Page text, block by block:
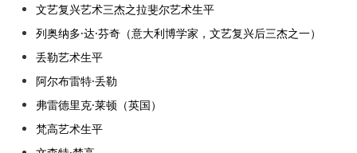
文艺复兴艺术三杰之拉斐尔艺术生平
列奥纳多·达·芬奇（意大利博学家，文艺复兴后三杰之一）
丢勒艺术生平
阿尔布雷特·丢勒
弗雷德里克·莱顿（英国）
梵高艺术生平